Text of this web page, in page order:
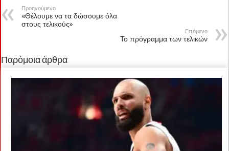
Προηγούμενο
«Θέλουμε να τα δώσουμε όλα
στους τελικούς»
Επόμενο
Το πρόγραμμα των τελικών
Παρόμοια άρθρα